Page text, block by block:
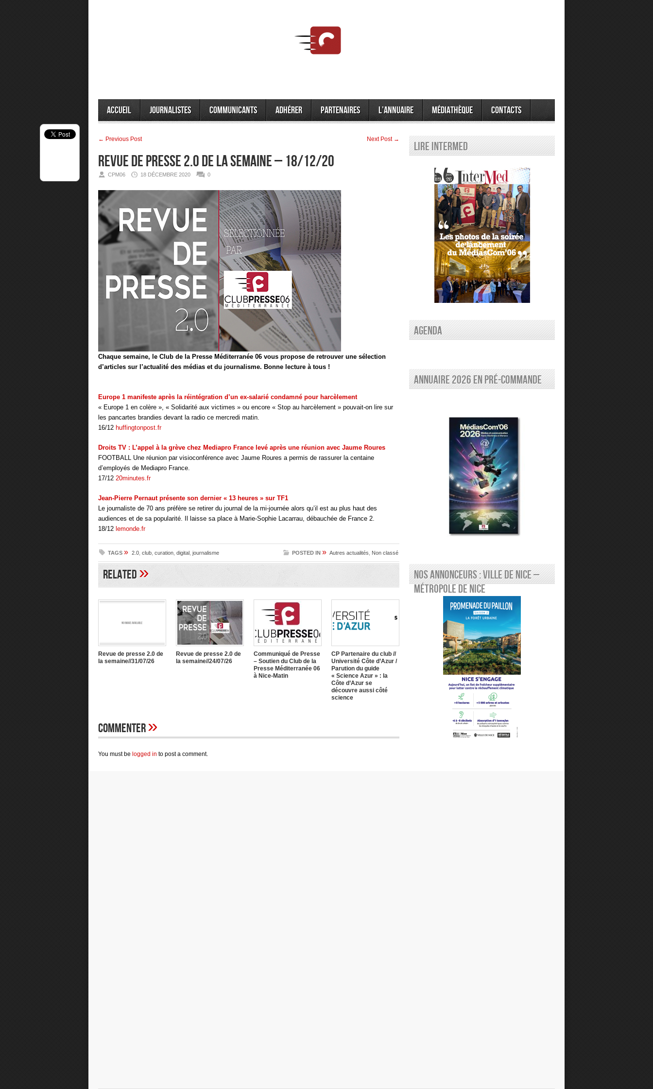
Accueil Journalistes Communicants Adhérer Partenaires L’annuaire Médiathèque Contacts
← Previous Post Next Post →
Revue de presse 2.0 de la semaine – 18/12/20
CPM06 18 DÉCEMBRE 2020 0
Chaque semaine, le Club de la Presse Méditerranée 06 vous propose de retrouver une sélection
d’articles sur l’actualité des médias et du journalisme. Bonne lecture à tous !
Europe 1 manifeste après la réintégration d’un ex-salarié condamné pour harcèlement
« Europe 1 en colère », « Solidarité aux victimes » ou encore « Stop au harcèlement » pouvait-on lire sur
les pancartes brandies devant la radio ce mercredi matin.
16/12 huffingtonpost.fr
Droits TV : L’appel à la grève chez Mediapro France levé après une réunion avec Jaume Roures
FOOTBALL Une réunion par visioconférence avec Jaume Roures a permis de rassurer la centaine
d’employés de Mediapro France.
17/12 20minutes.fr
Jean-Pierre Pernaut présente son dernier « 13 heures » sur TF1
Le journaliste de 70 ans préfère se retirer du journal de la mi-journée alors qu’il est au plus haut des
audiences et de sa popularité. Il laisse sa place à Marie-Sophie Lacarrau, débauchée de France 2.
18/12 lemonde.fr
TAGS » 2.0 club curation digital journalisme POSTED IN » Autres actualités Non classé
Related»
Revue de presse 2.0 de
la semaine//31/07/26
Revue de presse 2.0 de
la semaine//24/07/26
Communiqué de Presse
– Soutien du Club de la
Presse Méditerranée 06
à Nice-Matin
CP Partenaire du club //
Université Côte d’Azur /
Parution du guide
« Science Azur » : la
Côte d’Azur se
découvre aussi côté
science
Commenter»
You must be logged in to post a comment.
Lire Intermed
AGENDA
Annuaire 2026 en pré-commande
Nos annonceurs : Ville de Nice –
Métropole de Nice